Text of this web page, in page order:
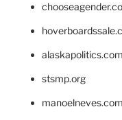
alaskapolitics.com
stsmp.org
manoelneves.com